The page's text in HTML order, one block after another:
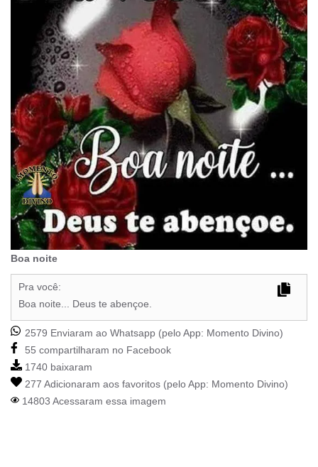
Boa noite
Pra você:
Boa noite... Deus te abençoe.
2579 Enviaram ao Whatsapp (pelo App: Momento Divino)
55 compartilharam no Facebook
1740 baixaram
277 Adicionaram aos favoritos (pelo App: Momento Divino)
14803 Acessaram essa imagem